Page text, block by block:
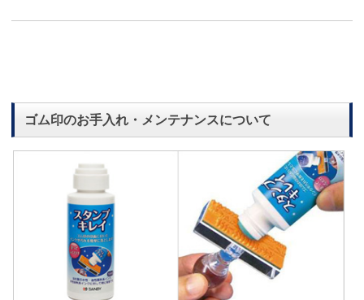
ゴム印のお手入れ・メンテナンスについて